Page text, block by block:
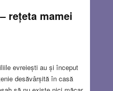
rețeta mamei
evreiești au și început
desăvârșită în casă